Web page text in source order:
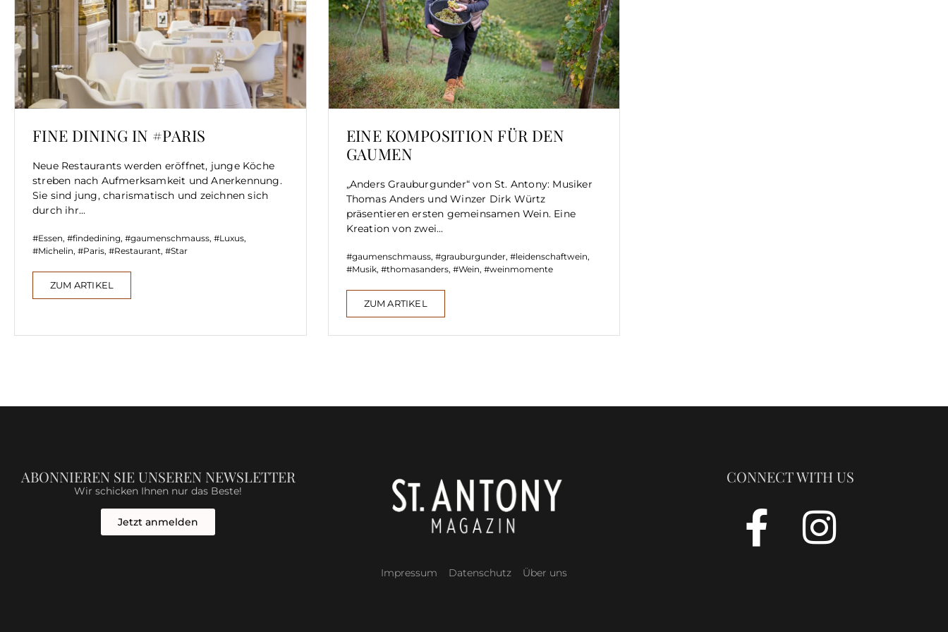
FINE DINING IN #PARIS
Neue Restaurants werden eröffnet, junge Köche
streben nach Aufmerksamkeit und Anerkennung.
Sie sind jung, charismatisch und zeichnen sich
durch ihr...
Essen, findedining, gaumenschmauss, Luxus,
Michelin, Paris, Restaurant, Star
ZUM ARTIKEL
EINE KOMPOSITION FÜR DEN
GAUMEN
„Anders Grauburgunder“ von St. Antony: Musiker
Thomas Anders und Winzer Dirk Würtz
präsentieren ersten gemeinsamen Wein. Eine
Kreation von zwei...
gaumenschmauss, grauburgunder, leidenschaftwein,
Musik, thomasanders, Wein, weinmomente
ZUM ARTIKEL
ABONNIEREN SIE UNSEREN NEWSLETTER
Wir schicken Ihnen nur das Beste!
Jetzt anmelden
Impressum Datenschutz Über uns
CONNECT WITH US